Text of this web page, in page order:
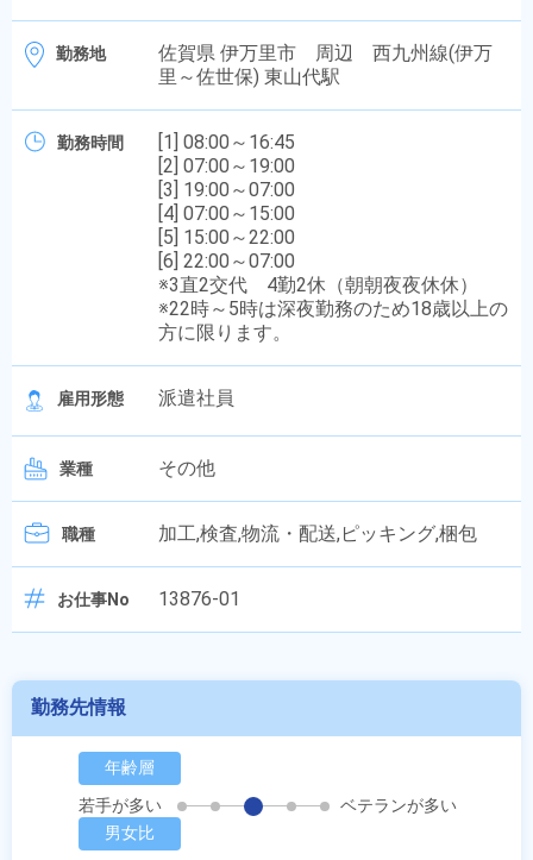
勤務地
佐賀県 伊万里市 周辺 西九州線(伊万
里～佐世保) 東山代駅
勤務時間
[1] 08:00～16:45
[2] 07:00～19:00
[3] 19:00～07:00
[4] 07:00～15:00
[5] 15:00～22:00
[6] 22:00～07:00
※3直2交代 4勤2休（朝朝夜夜休休）
※22時～5時は深夜勤務のため18歳以上の
方に限ります。
雇用形態 派遣社員
業種 その他
職種 加工,検査,物流・配送,ピッキング,梱包
お仕事No 13876-01
勤務先情報
年齢層
若手が多い
ベテランが多い
男女比